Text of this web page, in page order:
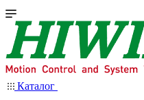
Каталог